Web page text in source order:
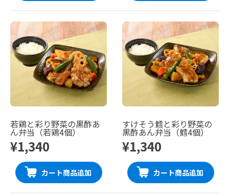
若鶏と彩り野菜の黒酢あ
ん弁当（若鶏4個）
¥1,340
カート商品追加
すけそう鱈と彩り野菜の
黒酢あん弁当（鱈4個）
¥1,340
カート商品追加